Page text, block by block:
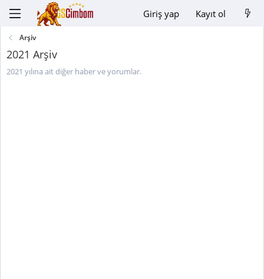
Giriş yap Kayıt ol
Arşiv
2021 Arşiv
2021 yılına ait diğer haber ve yorumlar.